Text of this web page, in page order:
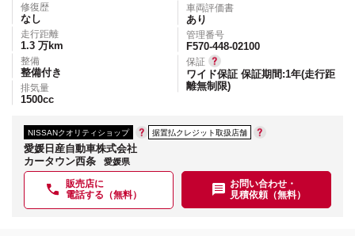
修復歴
なし
走行距離
1.3 万km
整備
整備付き
排気量
1500cc
車両評価書
あり
管理番号
F570-448-02100
保証
ワイド保証 保証期間:1年(走行距
離無制限)
NISSANクオリティショップ 据置払クレジット取扱店舗
愛媛日産自動車株式会社
カータウン西条
愛媛県
販売店に
電話する（無料）
お問い合わせ・
見積依頼（無料）